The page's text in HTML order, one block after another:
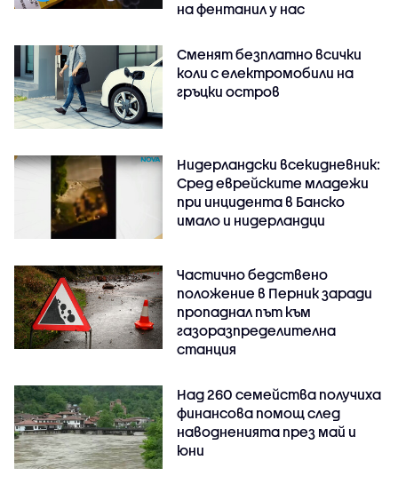
на фентанил у нас
Сменят безплатно всички
коли с електромобили на
гръцки остров
Нидерландски всекидневник:
Сред еврейските младежи
при инцидента в Банско
имало и нидерландци
Частично бедствено
положение в Перник заради
пропаднал път към
газоразпределителна
станция
Над 260 семейства получиха
финансова помощ след
наводненията през май и
юни